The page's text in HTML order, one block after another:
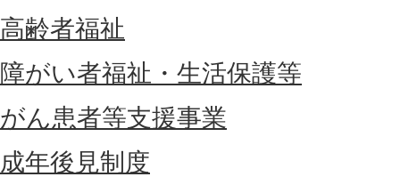
高齢者福祉
障がい者福祉・生活保護等
がん患者等支援事業
成年後見制度